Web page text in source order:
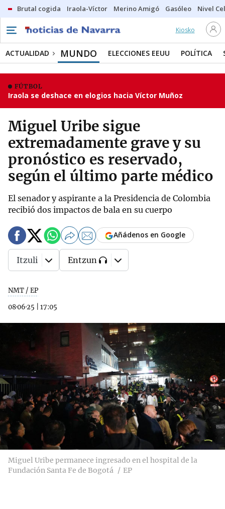
Brutal cogida Iraola-Víctor Merino Amigó Gasóleo Nivel
Kiosko
ACTUALIDAD MUNDO ELECCIONES EEUU POLÍTICA
FÚTBOL
Iraola se deshace en elogios hacia Víctor Muñoz
Miguel Uribe sigue
extremadamente grave y su
pronóstico es reservado,
según el último parte médico
El senador y aspirante a la Presidencia de Colombia
recibió dos impactos de bala en su cuerpo
NMT / EP
08·06·25
17:05
Añádenos en Google
Itzuli Entzun
Miguel Uribe permanece ingresado en el hospital de la
Fundación Santa Fe de Bogotá
EP